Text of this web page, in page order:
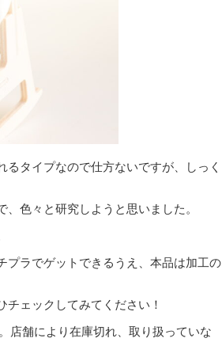
タイプなので仕方ないですが、しっく
色々と研究しようと思いました。
プラでゲットできるうえ、本品は加工の
ェックしてみてください！
店舗により在庫切れ、取り扱っていな